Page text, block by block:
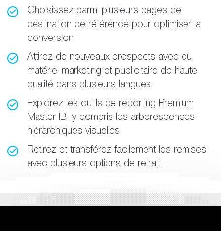
Choisissez parmi plusieurs pages de
destination de référence pour optimiser la
conversion
Attirez de nouveaux prospects avec du
matériel marketing et publicitaire de haute
qualité dans plusieurs langues
Explorez les outils de reporting Premium
Master IB, y compris les arborescences
hiérarchiques visuelles
Retirez et transférez facilement les remises
avec plusieurs options de retrait